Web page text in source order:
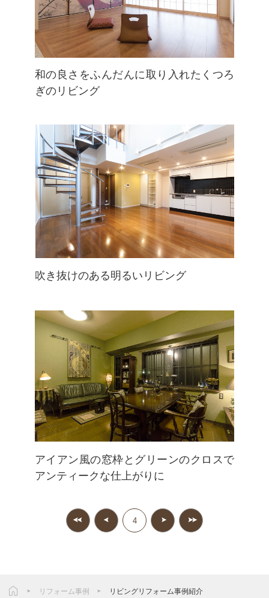
和の良さをふんだんに取り入れたくつろ
ぎのリビング
吹き抜けのある明るいリビング
アイアン風の窓枠とグリーンのクロスで
アンティークな仕上がりに
4
リフォーム事例 リビングリフォーム事例紹介